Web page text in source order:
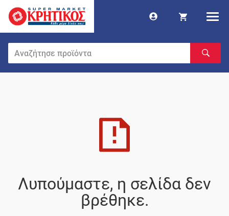
Λυπούμαστε, η σελίδα δεν
βρέθηκε.